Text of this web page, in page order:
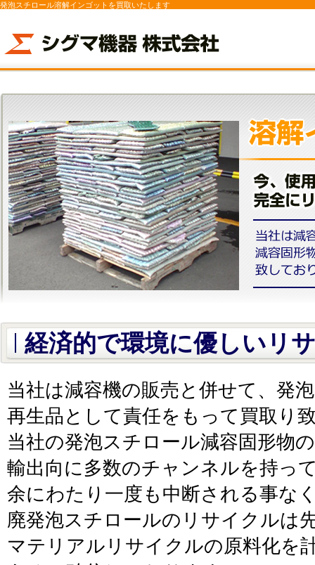
発泡スチロール溶解インゴットを買取いたします
経済的で環境に優しいリ
当社は減容機の販売と併せて、発
再生品として責任をもって買取り
当社の発泡スチロール減容固形物
輸出向に多数のチャンネルを持っ
余にわたり一度も中断される事な
廃発泡スチロールのリサイクルは
マテリアルリサイクルの原料化を